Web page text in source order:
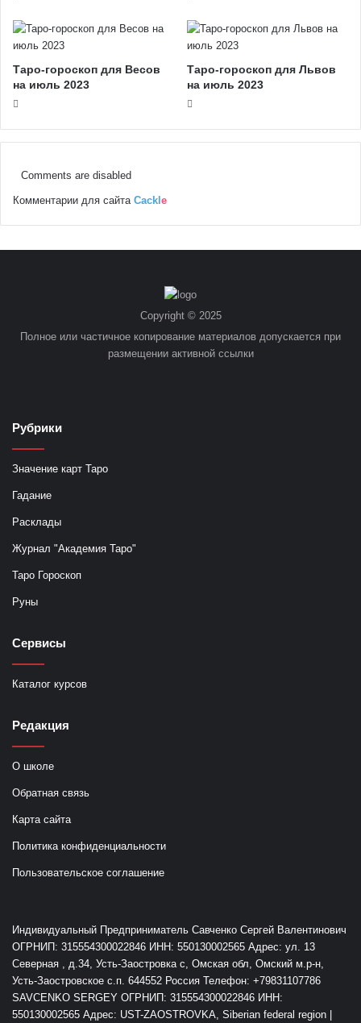
Таро-гороскоп для Весов
на июль 2023
Таро-гороскоп для Львов
на июль 2023
Comments are disabled
Комментарии для сайта Cackl e
Copyright © 2025
Полное или частичное копирование материалов допускается при
размещении активной ссылки
Рубрики
Значение карт Таро
Гадание
Расклады
Журнал "Академия Таро"
Таро Гороскоп
Руны
Сервисы
Каталог курсов
Редакция
О школе
Обратная связь
Карта сайта
Политика конфиденциальности
Пользовательское соглашение
Индивидуальный Предприниматель Савченко Сергей Валентинович
ОГРНИП: 315554300022846 ИНН: 550130002565 Адрес: ул. 13
Северная , д.34, Усть-Заостровка с, Омская обл, Омский м.р-н,
Усть-Заостровское с.п. 644552 Россия Телефон: +79831107786
SAVCENKO SERGEY ОГРНИП: 315554300022846 ИНН:
550130002565 Адрес: UST-ZAOSTROVKA, Siberian federal region |